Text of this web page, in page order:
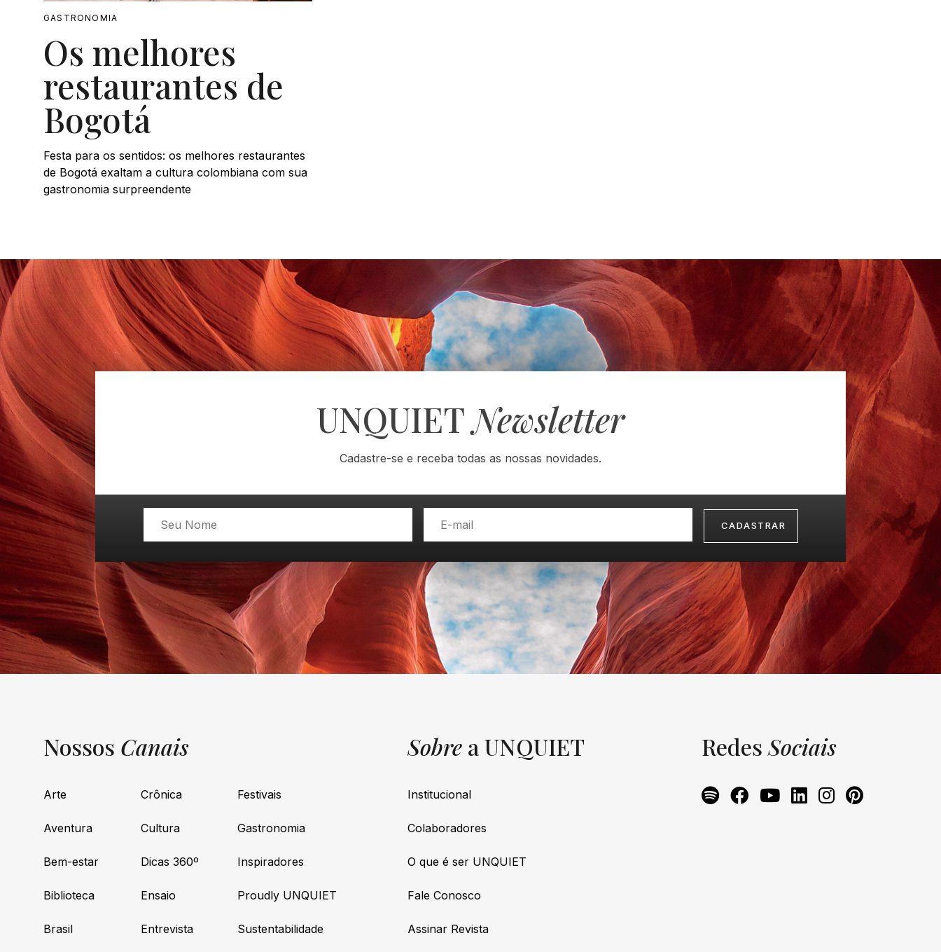
GASTRONOMIA
Os melhores
restaurantes de
Bogotá
Festa para os sentidos: os melhores restaurantes
de Bogotá exaltam a cultura colombiana com sua
gastronomia surpreendente
UNQUIETNewsletter
Cadastre-se e receba todas as nossas novidades.
Nossos Canais
Arte
Aventura
Bem-estar
Biblioteca
Brasil
Crônica
Cultura
Dicas 360º
Ensaio
Entrevista
Festivais
Gastronomia
Inspiradores
Proudly UNQUIET
Sustentabilidade
Sobre a UNQUIET
Institucional
Colaboradores
O que é ser UNQUIET
Fale Conosco
Assinar Revista
RedesSociais